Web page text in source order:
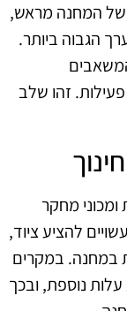
של המחנה מראש,
הגבוה ביותר.
זהו שלב
מחקר
להציע ציוד,
במחנה. במקרים
עלות נוספת, ובכך